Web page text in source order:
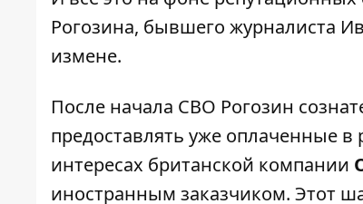
Рогозина, бывшего журналиста
измене.
После начала СВО Рогозин
предоставлять уже оплаченные
интересах британской компании
иностранным заказчиком. Этот